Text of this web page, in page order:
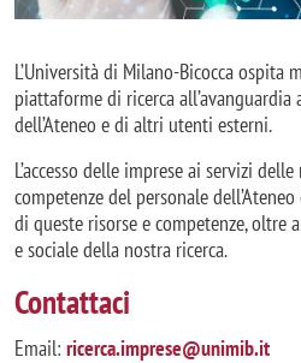
L’Università di Milano-Bicocca ospita
piattaforme di ricerca
dell’Ateneo e di altri utenti esterni.
L’accesso delle imprese ai servizi
competenze del personale
di queste risorse e competenze, oltre
e sociale della nostra ricerca.
Contattaci
Email: ricerca.imprese@unimib.it